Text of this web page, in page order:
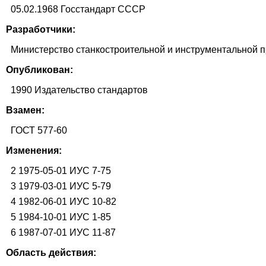
05.02.1968 Госстандарт СССР
Разработчики:
Министерство станкостроительной и
Опубликован:
1990 Издательство стандартов
Взамен:
ГОСТ 577-60
Изменения:
2 1975-05-01 ИУС 7-75
3 1979-03-01 ИУС 5-79
4 1982-06-01 ИУС 10-82
5 1984-10-01 ИУС 1-85
6 1987-07-01 ИУС 11-87
Область действия: